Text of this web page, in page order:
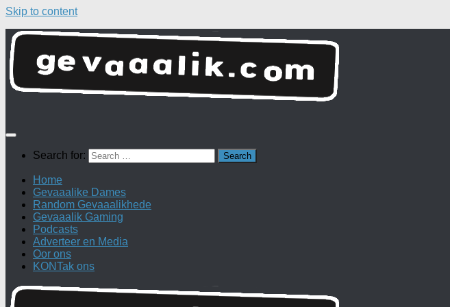
Skip to content
Search for:
Home
Gevaaalike Dames
Random Gevaaalikhede
Gevaaalik Gaming
Podcasts
Adverteer en Media
Oor ons
KONTak ons